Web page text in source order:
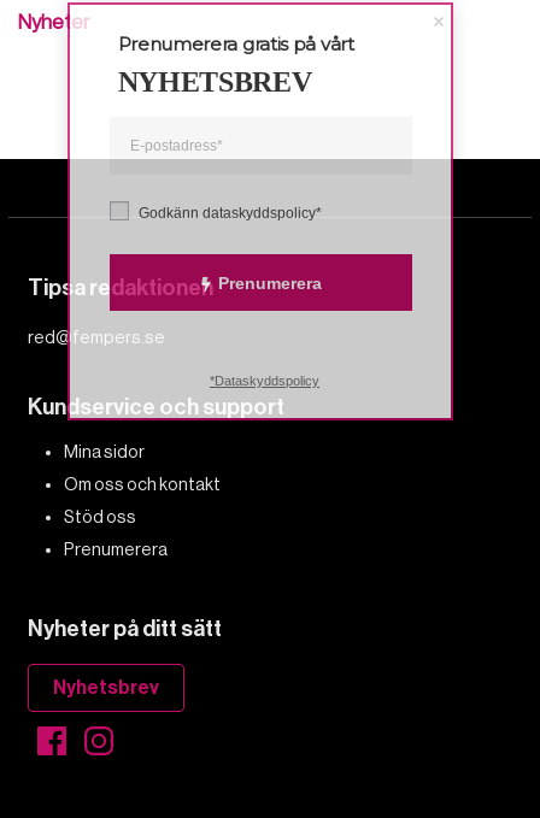
Nyheter
Tipsa redaktionen
red@fempers.se
Kundservice och support
Mina sidor
Om oss och kontakt
Stöd oss
Prenumerera
Nyheter på ditt sätt
Nyhetsbrev
Godkänn dataskyddspolicy*
Prenumerera
Prenumerera gratis på vårt
NYHETSBREV
*Dataskyddspolicy